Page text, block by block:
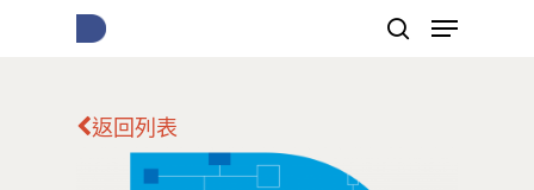
按下Enter開始搜尋，或Esc關閉跳窗
返回列表